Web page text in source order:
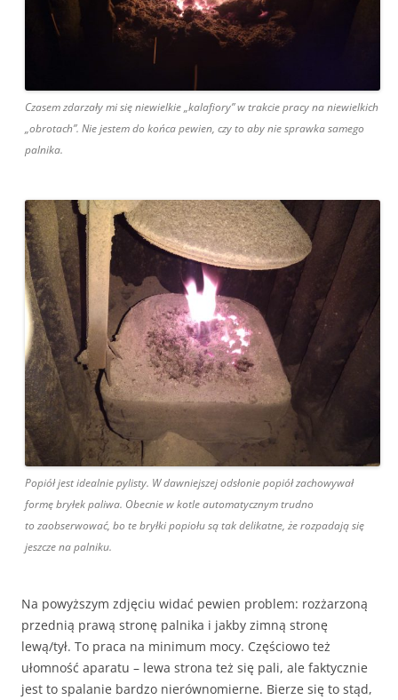
Czasem zdarzały mi się niewielkie „kalafiory” w trakcie pracy na niewielkich
„obrotach”. Nie jestem do końca pewien, czy to aby nie sprawka samego
palnika.
Popiół jest idealnie pylisty. W dawniejszej odsłonie popiół zachowywał
formę bryłek paliwa. Obecnie w kotle automatycznym trudno
to zaobserwować, bo te bryłki popiołu są tak delikatne, że rozpadają się
jeszcze na palniku.
Na powyższym zdjęciu widać pewien problem: rozżarzoną
przednią prawą stronę palnika i jakby zimną stronę
lewą/tył. To praca na minimum mocy. Częściowo też
ułomność aparatu – lewa strona też się pali, ale faktycznie
jest to spalanie bardzo nierównomierne. Bierze się to stąd,